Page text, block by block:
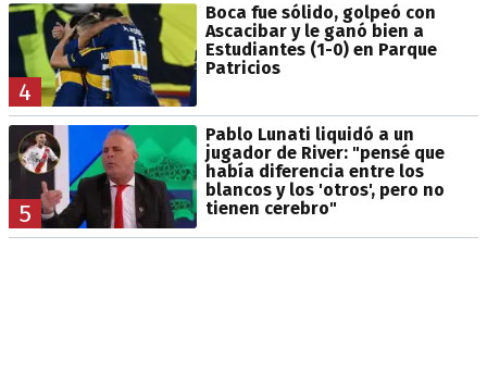
4
Boca fue sólido, golpeó con
Ascacibar y le ganó bien a
Estudiantes (1-0) en Parque
Patricios
5
Pablo Lunati liquidó a un
jugador de River: "pensé que
había diferencia entre los
blancos y los 'otros', pero no
tienen cerebro"